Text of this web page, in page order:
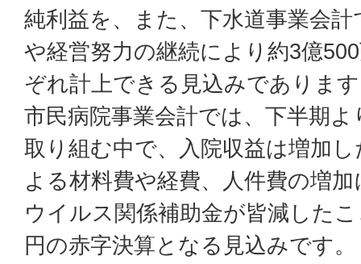
純利益を、また、下水道事業会
や経営努力の継続により約3億
ぞれ計上できる見込みでありま
市民病院事業会計では、下半期
取り組む中で、入院収益は増加
よる材料費や経費、人件費の増
ウイルス関係補助金が皆減した
円の赤字決算となる見込みです。